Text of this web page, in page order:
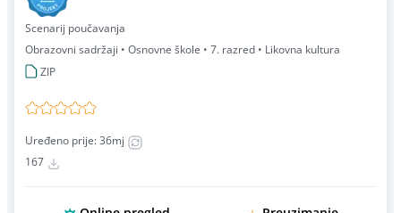
Scenarij poučavanja
Obrazovni sadržaji • Osnovne škole • 7. razred • Likovna kultura
ZIP
Uređeno prije: 36mj
167